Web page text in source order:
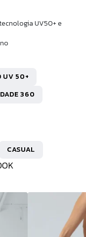
UV50+ e
UV 50+
360
CASUAL